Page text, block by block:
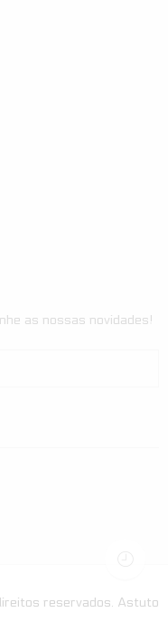
as nossas novidades!
reservados. Astuto